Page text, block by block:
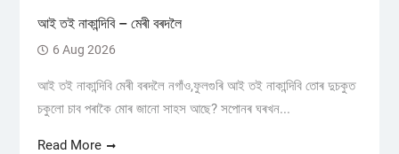
আই তই নাকান্দিবি – মেৰী বৰদলৈ
6 Aug 2026
আই তই নাকান্দিবি মেৰী বৰদলৈ নগাঁও,ফুলগুৰি আই তই নাকান্দিবি তোৰ দুচকুত
চকুলো চাব পৰাকৈ মোৰ জানো সাহস আছে? সপোনৰ ঘৰখন...
Read More